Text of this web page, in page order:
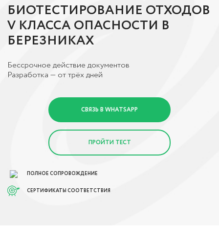
БИОТЕСТИРОВАНИЕ ОТХОДОВ
V КЛАССА ОПАСНОСТИ В
БЕРЕЗНИКАХ
Бессрочное действие документов
Разработка — от трёх дней
СВЯЗЬ В WHATSAPP
ПРОЙТИ ТЕСТ
ПОЛНОЕ СОПРОВОЖДЕНИЕ
СЕРТИФИКАТЫ СООТВЕТСТВИЯ